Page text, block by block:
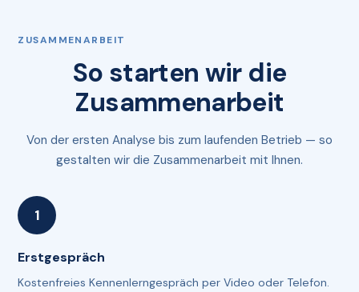
ZUSAMMENARBEIT
So starten wir die
Zusammenarbeit
Von der ersten Analyse bis zum laufenden Betrieb — so
gestalten wir die Zusammenarbeit mit Ihnen.
Erstgespräch
Kostenfreies Kennenlerngespräch per Video oder Telefon.